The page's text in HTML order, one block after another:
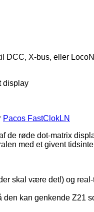
DCC, X-bus, eller
display
Pacos FastClokLN
de røde dot-matrix
med et givent
skal være det!) og
kan genkende Z21